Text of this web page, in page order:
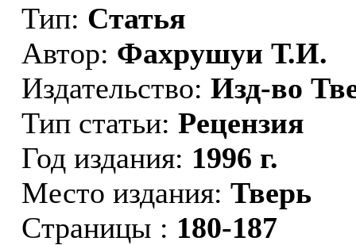
Тип: Статья
Автор: Фахрушуи Т.И.
Издательство: Изд-во
Тип статьи: Рецензия
Год издания: 1996 г.
Место издания: Тверь
Страницы : 180-187